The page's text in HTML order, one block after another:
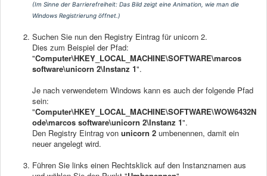
(Im Sinne der Barrierefreiheit: Das Bild zeigt eine Animation, wie man die
Windows Registrierung öffnet. )
Suchen Sie nun den Registry Eintrag für unicorn 2.
Dies zum Beispiel der Pfad:
"Computer\HKEY_LOCAL_MACHINE\SOFTWARE\marcos
software\unicorn 2\Instanz 1".
Je nach verwendetem Windows kann es auch der folgende Pfad
sein:
"Computer\HKEY_LOCAL_MACHINE\SOFTWARE\WOW6432N
ode\marcos software\unicorn 2\Instanz 1".
Den Registry Eintrag von unicorn 2 umbenennen, damit ein
neuer angelegt wird.
Führen Sie links einen Rechtsklick auf den Instanznamen aus